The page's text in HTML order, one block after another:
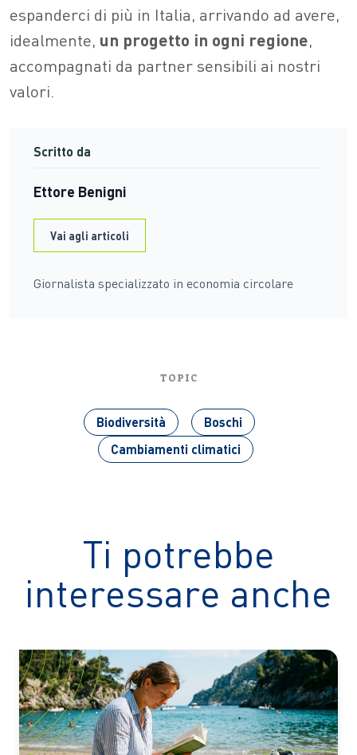
espanderci di più in Italia, arrivando ad avere,
idealmente, un progetto in ogni regione,
accompagnati da partner sensibili ai nostri
valori.
Scritto da
Ettore Benigni
Vai agli articoli
Giornalista specializzato in economia circolare
TOPIC
Biodiversità
Boschi
Cambiamenti climatici
Ti potrebbe
interessare anche